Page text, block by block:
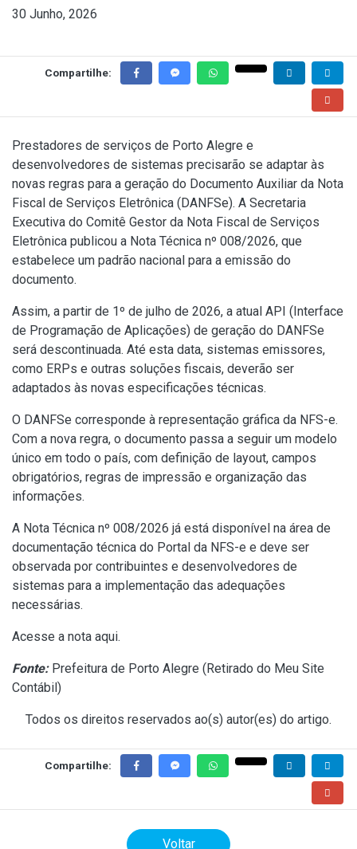
30 Junho, 2026
Compartilhe:
Prestadores de serviços de Porto Alegre e
desenvolvedores de sistemas precisarão se adaptar às
novas regras para a geração do Documento Auxiliar da Nota
Fiscal de Serviços Eletrônica (DANFSe). A Secretaria
Executiva do Comitê Gestor da Nota Fiscal de Serviços
Eletrônica publicou a Nota Técnica nº 008/2026, que
estabelece um padrão nacional para a emissão do
documento.
Assim, a partir de 1º de julho de 2026, a atual API (Interface
de Programação de Aplicações) de geração do DANFSe
será descontinuada. Até esta data, sistemas emissores,
como ERPs e outras soluções fiscais, deverão ser
adaptados às novas especificações técnicas.
O DANFSe corresponde à representação gráfica da NFS-e.
Com a nova regra, o documento passa a seguir um modelo
único em todo o país, com definição de layout, campos
obrigatórios, regras de impressão e organização das
informações.
A Nota Técnica nº 008/2026 já está disponível na área de
documentação técnica do Portal da NFS-e e deve ser
observada por contribuintes e desenvolvedores de
sistemas para a implementação das adequações
necessárias.
Acesse a nota aqui.
Fonte:Prefeitura de Porto Alegre ( Retirado do Meu Site
Contábil )
Todos os direitos reservados ao(s) autor(es) do artigo.
Compartilhe:
Voltar